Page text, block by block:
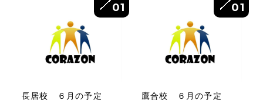
01
長居校 ６月の予定
01
鷹合校 ６月の予定